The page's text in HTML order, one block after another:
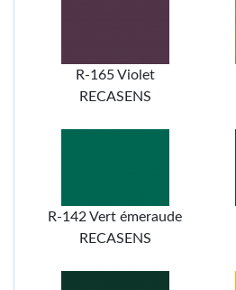
R-165 Violet
RECASENS
R-142 Vert émeraude
RECASENS